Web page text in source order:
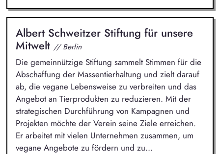
Albert Schweitzer Stiftung für unsere
Mitwelt // Berlin
Die gemeinnützige Stiftung sammelt Stimmen für die
Abschaffung der Massentierhaltung und zielt darauf
ab, die vegane Lebensweise zu verbreiten und das
Angebot an Tierprodukten zu reduzieren. Mit der
strategischen Durchführung von Kampagnen und
Projekten möchte der Verein seine Ziele erreichen.
Er arbeitet mit vielen Unternehmen zusammen, um
vegane Angebote zu fördern und zu...